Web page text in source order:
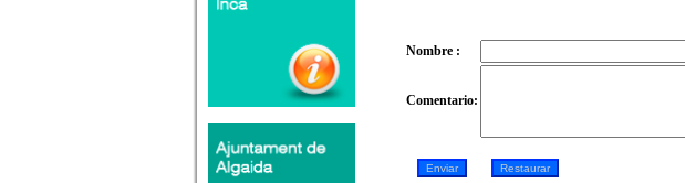
Nombre :
Comentario: